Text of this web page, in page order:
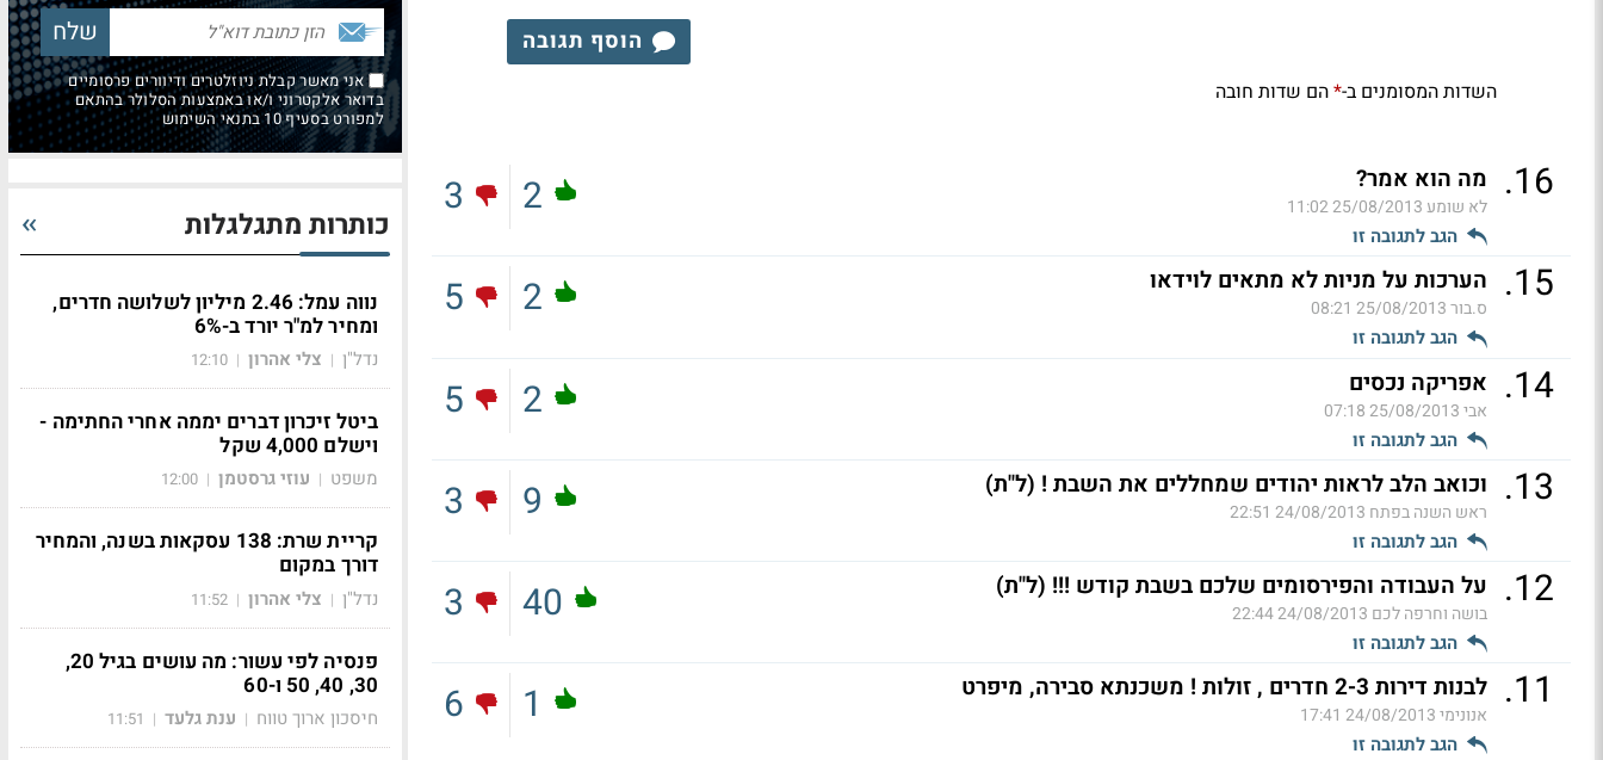
הוסף תגובה
השדות המסומנים ב-*הם שדות חובה
16
. מה הוא אמר?
לא שומע25/08/2013 11:02
הגב לתגובה זו
2
3
15
. הערכות על מניות לא מתאים לוידאו
ס.בור25/08/2013 08:21
הגב לתגובה זו
2
5
14
. אפריקה נכסים
אבי25/08/2013 07:18
הגב לתגובה זו
2
5
13
. וכואב הלב לראות יהודים שמחללים את השבת ! (ל"ת)
ראש השנה בפתח 24/08/2013 22:51
הגב לתגובה זו
9
3
12
. על העבודה והפירסומים שלכם בשבת קודש !!! (ל"ת)
בושה וחרפה לכם 24/08/2013 22:44
הגב לתגובה זו
40
3
11
. לבנות דירות 2-3 חדרים , זולות ! משכנתא סבירה, מיפרט
אנונימי24/08/2013 17:41
הגב לתגובה זו
1
6
אני מאשר קבלת ניוזלטרים ודיוורים פרסומיים
בדואר אלקטרוני ו/או באמצעות הסלולר בהתאם
למפורט בסעיף 10 בתנאי השימוש
כותרות מתגלגלות
נווה עמל: 2.46 מיליון לשלושה חדרים,
ומחיר למ"ר יורד ב-6%
נדל"ן | צלי אהרון |
12:10
ביטל זיכרון דברים יממה אחרי החתימה -
וישלם 4,000 שקל
משפט | עוזי גרסטמן |
12:00
קריית שרת: 138 עסקאות בשנה, והמחיר
דורך במקום
נדל"ן | צלי אהרון |
11:52
פנסיה לפי עשור: מה עושים בגיל 20,
30, 40, 50 ו-60
חיסכון ארוך טווח | ענת גלעד |
11:51